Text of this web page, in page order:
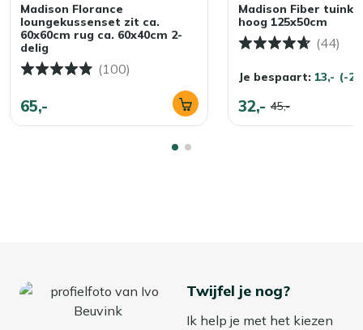
Madison Florance
loungekussenset zit ca.
60x60cm rug ca. 60x40cm 2-
delig
(100)
65,-
Madison Fiber
hoog 125x50cm
(44)
Je bespaart: 13,- (-
32,- 45,-
Twijfel je nog?
Ik help je met het kiezen